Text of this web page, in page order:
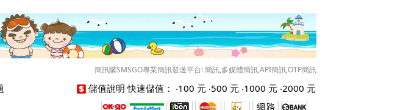
簡訊購SMSGO專業簡訊發送平台: 簡訊,多媒體簡訊,API簡訊,OTP簡訊
儲值說明 快速儲值： ‧100 元 ‧500 元 ‧1000 元 ‧2000 元